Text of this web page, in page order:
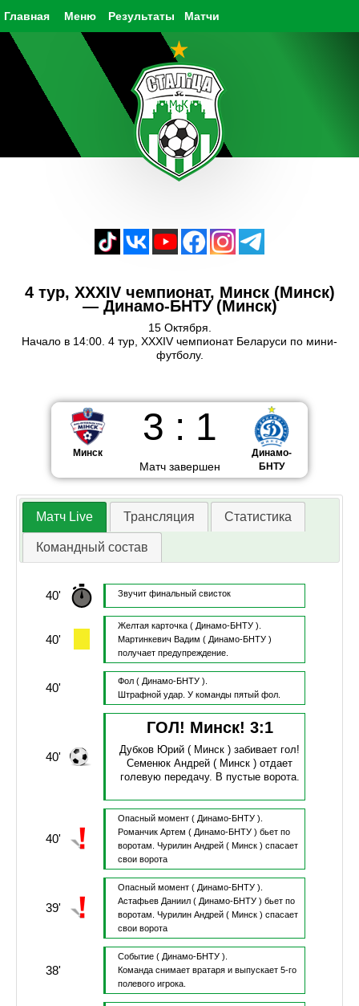
Главная Результаты Матчи
Меню
4 тур, XXXIV чемпионат, Минск (Минск)
— Динамо-БНТУ (Минск)
15 Октября.
Начало в 14:00. 4 тур, XXXIV чемпионат Беларуси по мини-
футболу.
Минск
3 : 1
Матч завершен
Динамо-
БНТУ
Матч Live Трансляция Статистика
Командный состав
40' Звучит финальный свисток
40'
Желтая карточка ( Динамо-БНТУ ).
Мартинкевич Вадим ( Динамо-БНТУ )
получает предупреждение.
40' Фол ( Динамо-БНТУ ).
Штрафной удар. У команды пятый фол.
40'
ГОЛ! Минск! 3:1
Дубков Юрий ( Минск )забивает гол!
Семенюк Андрей ( Минск )отдает
голевую передачу. В пустые ворота.
40'
Опасный момент ( Динамо-БНТУ ).
Романчик Артем ( Динамо-БНТУ ) бьет по
воротам. Чурилин Андрей( Минск ) спасает
свои ворота
39'
Опасный момент ( Динамо-БНТУ ).
Астафьев Даниил( Динамо-БНТУ ) бьет по
воротам. Чурилин Андрей( Минск ) спасает
свои ворота
38'
Событие ( Динамо-БНТУ ).
Команда снимает вратаря и выпускает 5-го
полевого игрока.